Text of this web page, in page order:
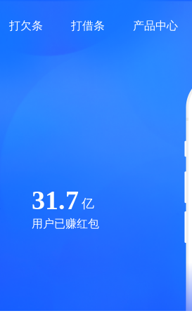
打欠条 打借条 产品中心
31.7 亿
用户已赚红包